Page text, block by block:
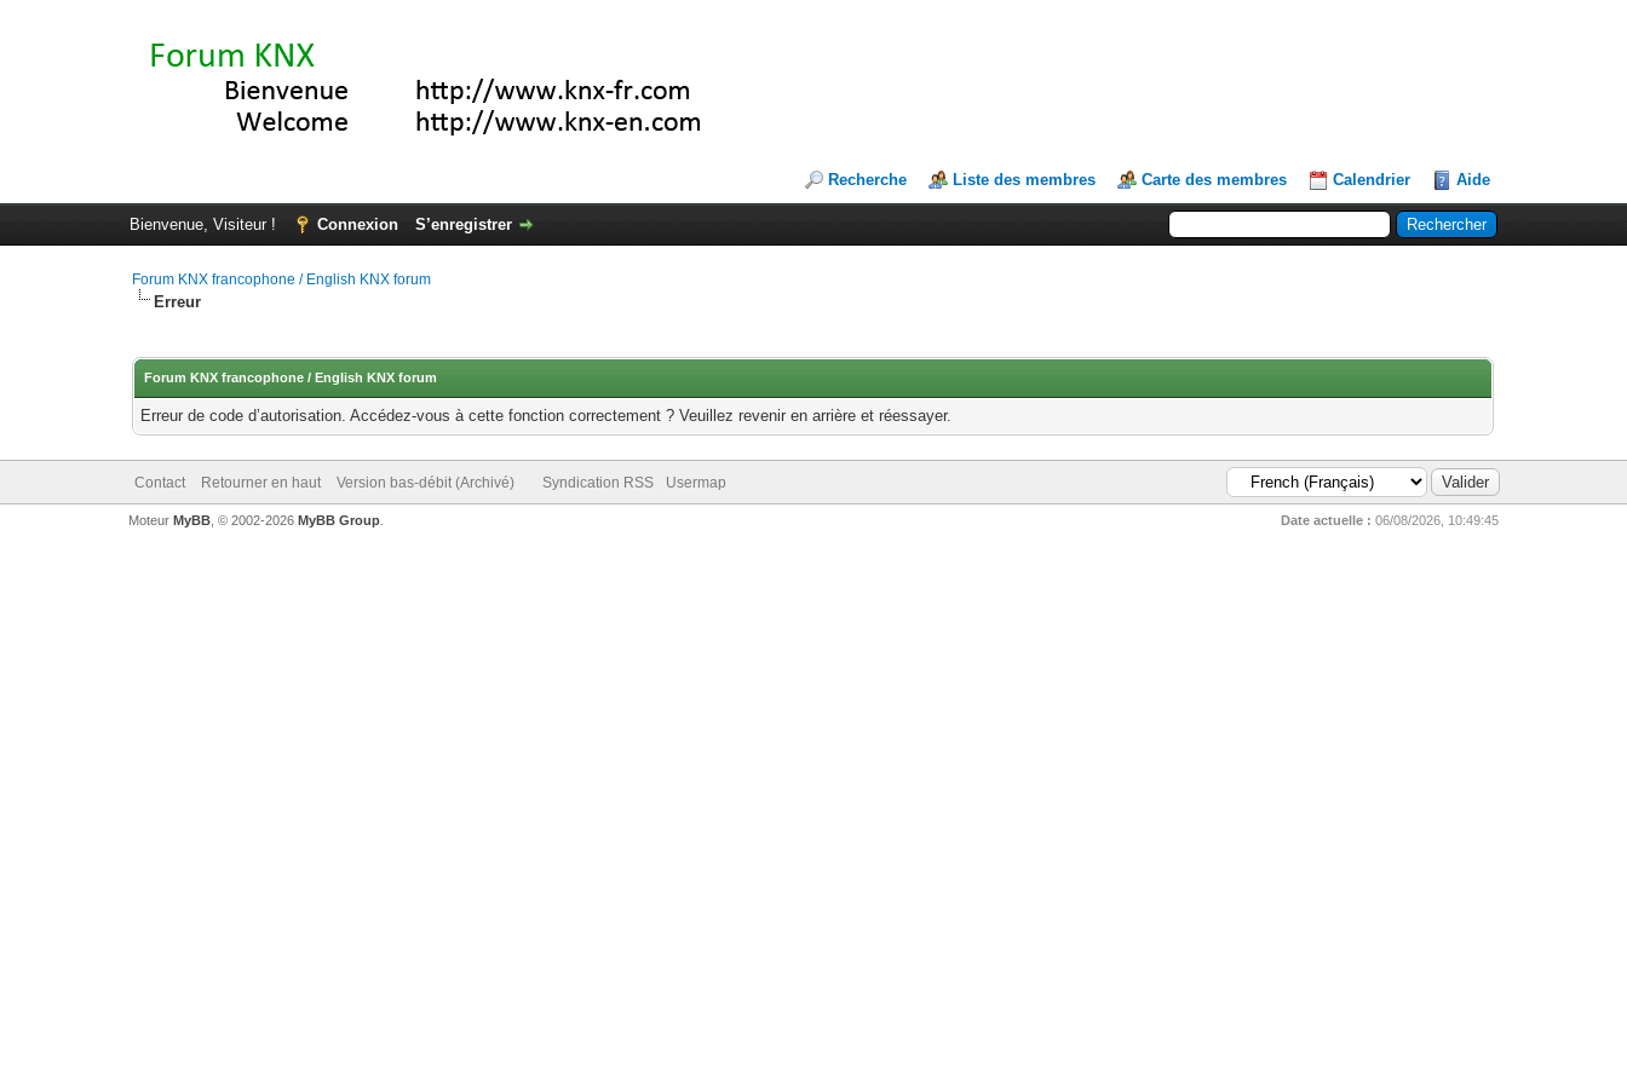
Recherche Liste des membres Carte des membres Calendrier Aide
Bienvenue, Visiteur ! Connexion S’enregistrer
Forum KNX francophone / English KNX forum
Erreur
Forum KNX francophone / English KNX forum
Erreur de code d’autorisation. Accédez-vous à cette fonction correctement ? Veuillez revenir en arrière et réessayer.
Contact Retourner en haut Version bas-débit (Archivé) Syndication RSS Usermap
Date actuelle : 06/08/2026, 10:49:45
Moteur MyBB, © 2002-2026 MyBB Group.